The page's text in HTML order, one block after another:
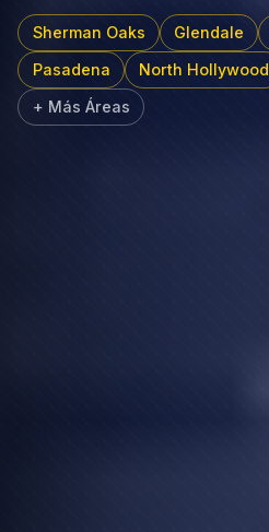
Sherman Oaks Glendale
Pasadena North Hollywood
+ Más Áreas